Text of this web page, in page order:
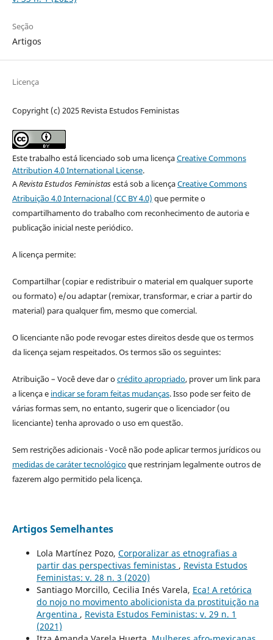
Seção
Artigos
Licença
Copyright (c) 2025 Revista Estudos Feministas
Este trabalho está licenciado sob uma licençaCreative Commons
Attribution 4.0 International License.
ARevista Estudos Feministasestá sob a licençaCreative Commons
Atribuição 4.0 Internacional (CC BY 4.0) que permite o
compartilhamento do trabalho com reconhecimento de autoria e
publicação inicial neste periódico.
A licença permite:
Compartilhar (copiar e redistribuir o material em qualquer suporte
ou formato) e/ou adaptar (remixar, transformar, e criar a partir do
material) para qualquer fim, mesmo que comercial.
O licenciante não pode revogar estes direitos desde que os termos
da licença sejam respeitados. Os termos são os seguintes:
Atribuição – Você deve dar ocrédito apropriado, prover um link para
a licença e indicar se foram feitas mudanças. Isso pode ser feito de
várias formas sem, no entanto, sugerir que o licenciador (ou
licenciante) tenha aprovado o uso em questão.
Sem restrições adicionais - Você não pode aplicar termos jurídicos ou
medidas de caráter tecnológicoque restrinjam legalmente outros de
fazerem algo permitido pela licença.
Artigos Semelhantes
Lola Martínez Pozo, Corporalizar as etnografias a
partir das perspectivas feministas , Revista Estudos
Feministas: v. 28 n. 3 (2020)
Santiago Morcillo, Cecilia Inés Varela, Eca! A retórica
do nojo no movimento abolicionista da prostituição na
Argentina , Revista Estudos Feministas: v. 29 n. 1
(2021)